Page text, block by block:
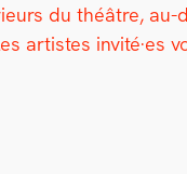
du théâtre,
artistes